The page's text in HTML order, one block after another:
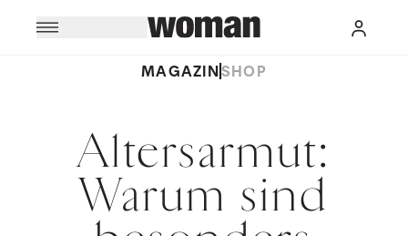
MAGAZINSHOP
Altersarmut:
Warum sind